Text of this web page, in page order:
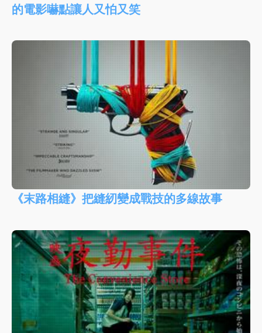
的電影嚇點讓人又怕又笑
《末路相縫》把縫紉變成戰技的多線故事